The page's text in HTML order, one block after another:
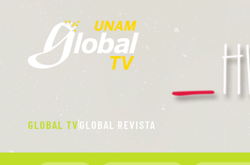
GLOBAL TV GLOBAL REVISTA